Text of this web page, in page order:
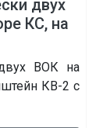
двух
КС, на
ВОК на
КВ-2 с